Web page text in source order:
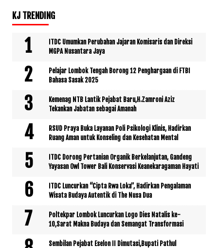
KJ TRENDING
ITDC Umumkan Perubahan Jajaran Komisaris dan Direksi
MGPA Nusantara Jaya
Pelajar Lombok Tengah Borong 12 Penghargaan di FTBI
Bahasa Sasak 2025
Kemenag NTB Lantik Pejabat Baru,H.Zamroni Aziz
Tekankan Jabatan sebagai Amanah
RSUD Praya Buka Layanan Poli Psikologi Klinis, Hadirkan
Ruang Aman untuk Konseling dan Kesehatan Mental
ITDC Dorong Pertanian Organik Berkelanjutan, Gandeng
Yayasan Owl Tower Bali Konservasi Keanekaragaman Hayati
ITDC Luncurkan “Cipta Rwa Loka”, Hadirkan Pengalaman
Wisata Budaya Autentik di The Nusa Dua
Poltekpar Lombok Luncurkan Logo Dies Natalis ke-
10,Sarat Makna Budaya dan Semangat Transformasi
Sembilan Pejabat Eselon II Dimutasi,Bupati Pathul